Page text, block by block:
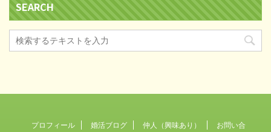
SEARCH
プロフィール 婚活ブログ 仲人（興味あり） お問い合